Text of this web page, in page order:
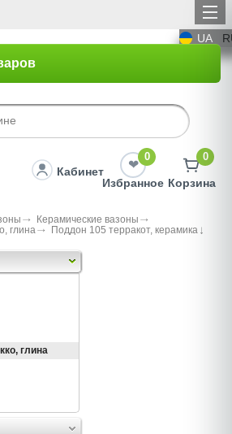
UA
Кабинет
0
Избранное
0
Корзина
Керамические вазоны
глина
Поддон 105 терракот, керамика
глина